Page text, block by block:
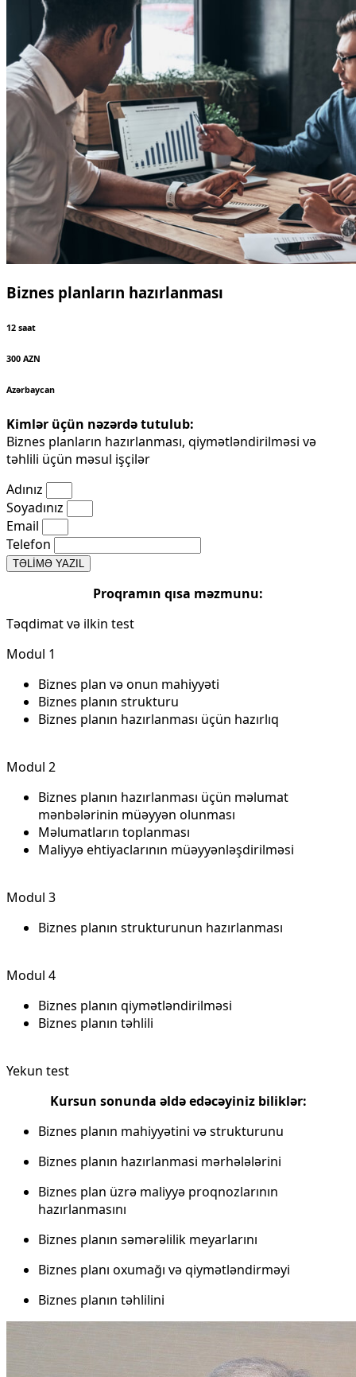
Biznes planların hazırlanması
12 saat
300 AZN
Azərbaycan
Kimlər üçün nəzərdə tutulub:
Biznes planların hazırlanması, qiymətləndirilməsi və
təhlili üçün məsul işçilər
Adınız
Soyadınız
Email
Telefon
TƏLİMƏ YAZIL
Proqramın qısa məzmunu:
Təqdimat və ilkin test
Modul 1
Biznes plan və onun mahiyyəti
Biznes planın strukturu
Biznes planın hazırlanması üçün hazırlıq
Modul 2
Biznes planın hazırlanması üçün məlumat
mənbələrinin müəyyən olunması
Məlumatların toplanması
Maliyyə ehtiyaclarının müəyyənləşdirilməsi
Modul 3
Biznes planın strukturunun hazırlanması
Modul 4
Biznes planın qiymətləndirilməsi
Biznes planın təhlili
Yekun test
Kursun sonunda əldə edəcəyiniz biliklər:
Biznes planın mahiyyətini və strukturunu
Biznes planın hazırlanmasi mərhələlərini
Biznes plan üzrə maliyyə proqnozlarının
hazırlanmasını
Biznes planın səmərəlilik meyarlarını
Biznes planı oxumağı və qiymətləndirməyi
Biznes planın təhlilini